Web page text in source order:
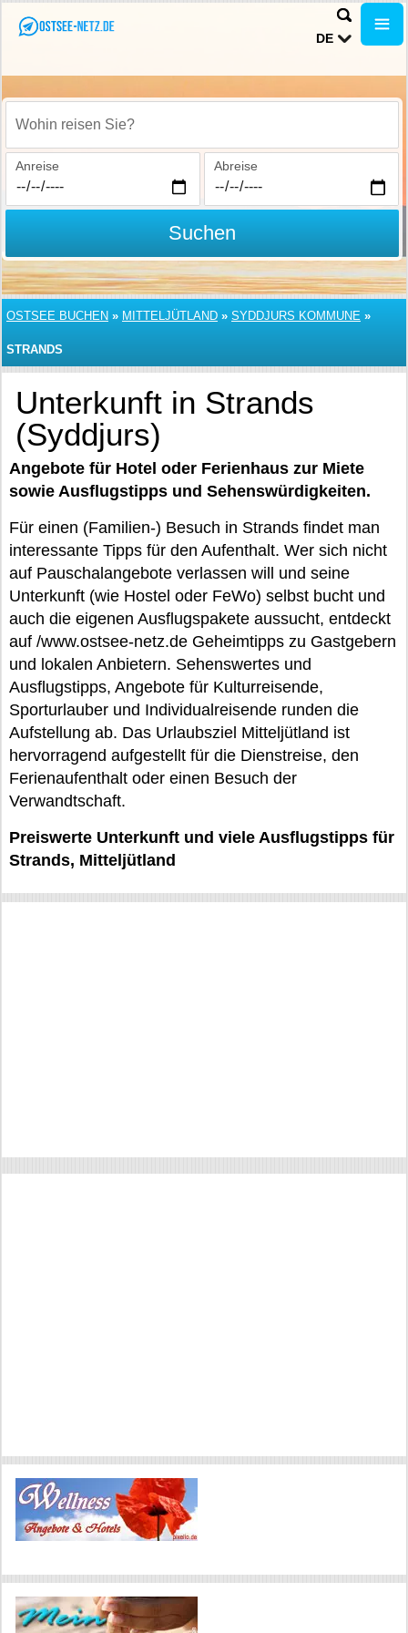
DE
Wohin reisen Sie?
Anreise Abreise
Suchen
OSTSEE BUCHEN » MITTELJÜTLAND » SYDDJURS KOMMUNE »
STRANDS
Unterkunft in Strands
(Syddjurs)
Angebote für Hotel oder Ferienhaus zur Miete
sowie Ausflugstipps und Sehenswürdigkeiten.
Für einen (Familien-) Besuch in Strands findet man
interessante Tipps für den Aufenthalt. Wer sich nicht
auf Pauschalangebote verlassen will und seine
Unterkunft (wie Hostel oder FeWo) selbst bucht und
auch die eigenen Ausflugspakete aussucht, entdeckt
auf /www.ostsee-netz.de Geheimtipps zu Gastgebern
und lokalen Anbietern. Sehenswertes und
Ausflugstipps, Angebote für Kulturreisende,
Sporturlauber und Individualreisende runden die
Aufstellung ab. Das Urlaubsziel Mitteljütland ist
hervorragend aufgestellt für die Dienstreise, den
Ferienaufenthalt oder einen Besuch der
Verwandtschaft.
Preiswerte Unterkunft und viele Ausflugstipps für
Strands, Mitteljütland